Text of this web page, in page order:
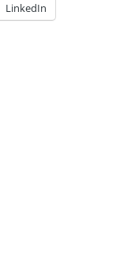
LinkedIn